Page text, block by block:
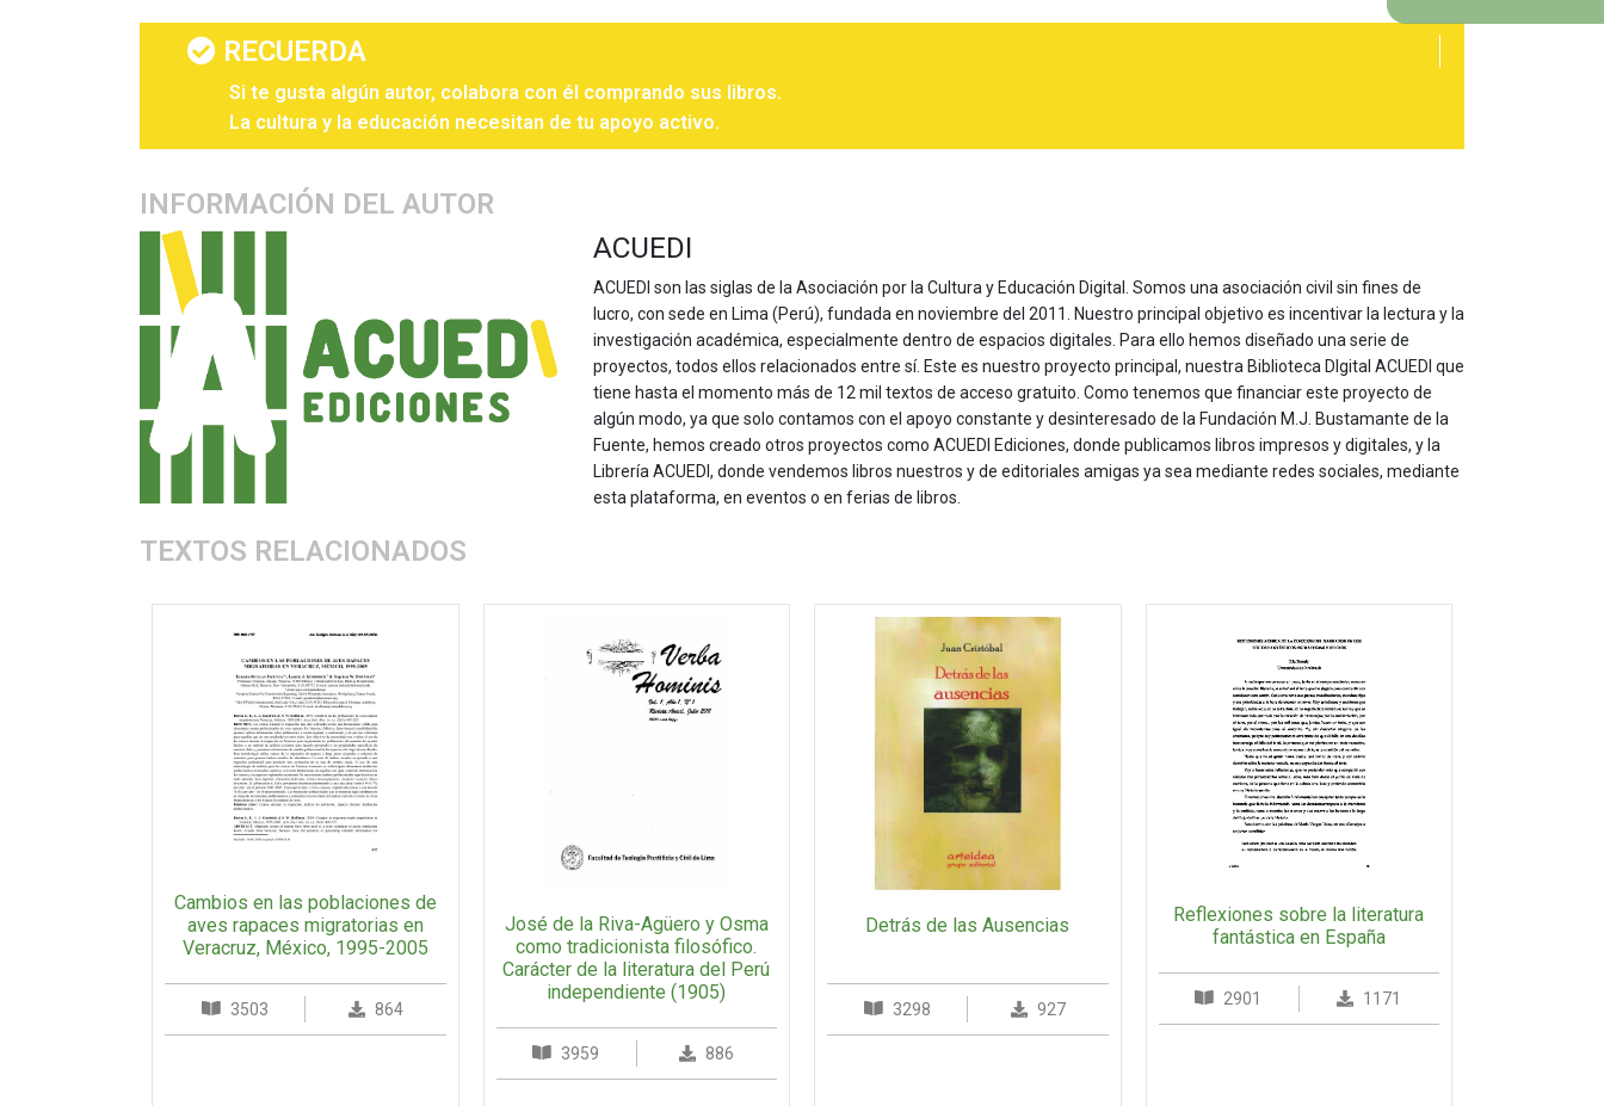
RECUERDA
Si te gusta algún autor, colabora con él comprando sus libros.
La cultura y la educación necesitan de tu apoyo activo.
INFORMACIÓN DEL AUTOR
ACUEDI
ACUEDI son las siglas de la Asociación por la Cultura y Educación Digital. Somos una asociación civil sin fines de
lucro, con sede en Lima (Perú), fundada en noviembre del 2011. Nuestro principal objetivo es incentivar la lectura y la
investigación académica, especialmente dentro de espacios digitales. Para ello hemos diseñado una serie de
proyectos, todos ellos relacionados entre sí. Este es nuestro proyecto principal, nuestra Biblioteca DIgital ACUEDI que
tiene hasta el momento más de 12 mil textos de acceso gratuito. Como tenemos que financiar este proyecto de
algún modo, ya que solo contamos con el apoyo constante y desinteresado de la Fundación M.J. Bustamante de la
Fuente, hemos creado otros proyectos como ACUEDI Ediciones, donde publicamos libros impresos y digitales, y la
Librería ACUEDI, donde vendemos libros nuestros y de editoriales amigas ya sea mediante redes sociales, mediante
esta plataforma, en eventos o en ferias de libros.
TEXTOS RELACIONADOS
Cambios en las poblaciones de
aves rapaces migratorias en
Veracruz, México, 1995-2005
3503 864
José de la Riva-Agüero y Osma
como tradicionista filosófico.
Carácter de la literatura del Perú
independiente (1905)
3959 886
Detrás de las Ausencias
3298 927
Reflexiones sobre la literatura
fantástica en España
2901 1171